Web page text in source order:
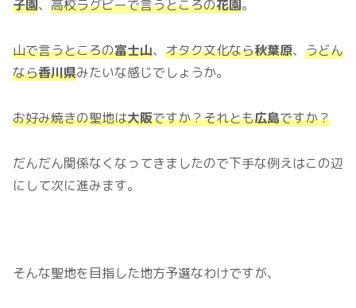
子園、 高校ラグビーで言うところの花園。
山で言うところの富士山、 オタク文化なら秋葉原、 うどん
なら香川県みたいな感じでしょうか。
お好み焼きの聖地は大阪ですか？それとも広島ですか？
だんだん関係なくなってきましたので下手な例えはこの辺
にして次に進みます。
そんな聖地を目指した地方予選なわけですが、